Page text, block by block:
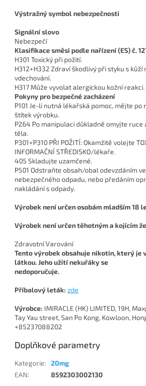
Výstražný symbol nebezpečnosti
Signální slovo
Nebezpečí
Klasifikace směsi podle nařízení (ES) č.
H301 Toxický při požití.
H312+H332 Zdraví škodlivý při styku s kůží
vdechování.
H317 Může vyvolat alergickou kožní reakci.
Pokyny pro bezpečné zacházení
P101 Je-li nutná lékařská pomoc, mějte po
štítek výrobku.
P264 Po manipulaci důkladně omyjte ruce
těla.
P301+P310 PŘI POŽITÍ: Okamžitě volejte
INFORMAČNÍ STŘEDISKO/lékaře.
405 Skladujte uzamčené.
P501 Odstraňte obsah/obal odevzdáním
nebezpečného odpadu, nebo předáním
nakládání s odpady.
Výrobek není určen osobám mladším 18
Výrobek není určen těhotným a kojícím
Zdravotní Varování
Tento výrobek obsahuje nikotin, který je
látkou. Jeho užití nekuřáky se
nedoporučuje.
Příbalový leták: zde
Výrobce: IMIRACLE (HK) LIMITED, 19H,
Tay Yau street, San Po Kong, Kowloon,
+85237088202
Doplňkové parametry
Kategorie: 20mg
EAN: 8592303002130